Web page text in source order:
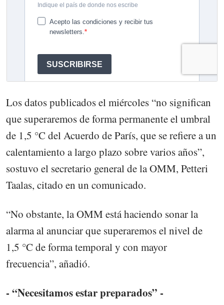
Los datos publicados el miércoles “no significan
que superaremos de forma permanente el umbral
de 1,5 °C del Acuerdo de París, que se refiere a un
calentamiento a largo plazo sobre varios años”,
sostuvo el secretario general de la OMM, Petteri
Taalas, citado en un comunicado.
“No obstante, la OMM está haciendo sonar la
alarma al anunciar que superaremos el nivel de
1,5 °C de forma temporal y con mayor
frecuencia”, añadió.
- “Necesitamos estar preparados” -